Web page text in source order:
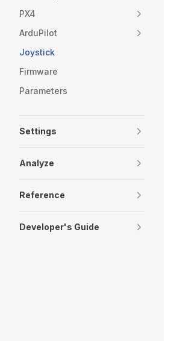
PX4
ArduPilot
Joystick
Firmware
Parameters
Settings
Analyze
Reference
Developer's Guide